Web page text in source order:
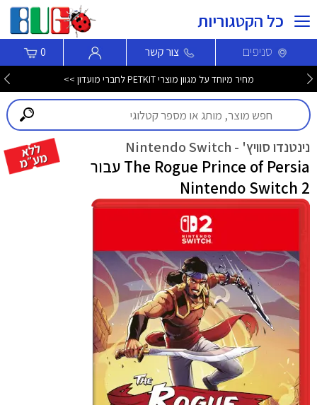
כל הקטגוריות
סניפים צור קשר 0
מחיר מיוחד על מגוון מוצרי PETKIT לחברי מועדון >>
נינטנדו סוויץ' - Nintendo Switch
The Rogue Prince of Persia עבור
Nintendo Switch 2